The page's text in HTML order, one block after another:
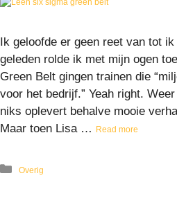
Ik geloofde er geen reet van tot
geleden rolde ik met mijn ogen
Green Belt gingen trainen die
voor het bedrijf.” Yeah right.
niks oplevert behalve mooie
Maar toen Lisa … Read more
Overig